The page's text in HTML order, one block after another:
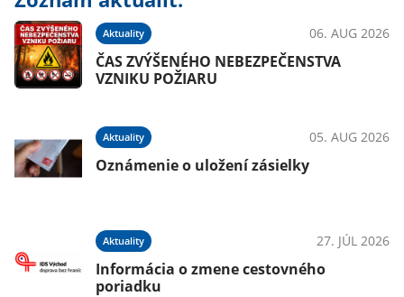
Aktuality 06. AUG 2026
ČAS ZVÝŠENÉHO NEBEZPEČENSTVA
VZNIKU POŽIARU
Aktuality 05. AUG 2026
Oznámenie o uložení zásielky
Aktuality 27. JÚL 2026
Informácia o zmene cestovného
poriadku